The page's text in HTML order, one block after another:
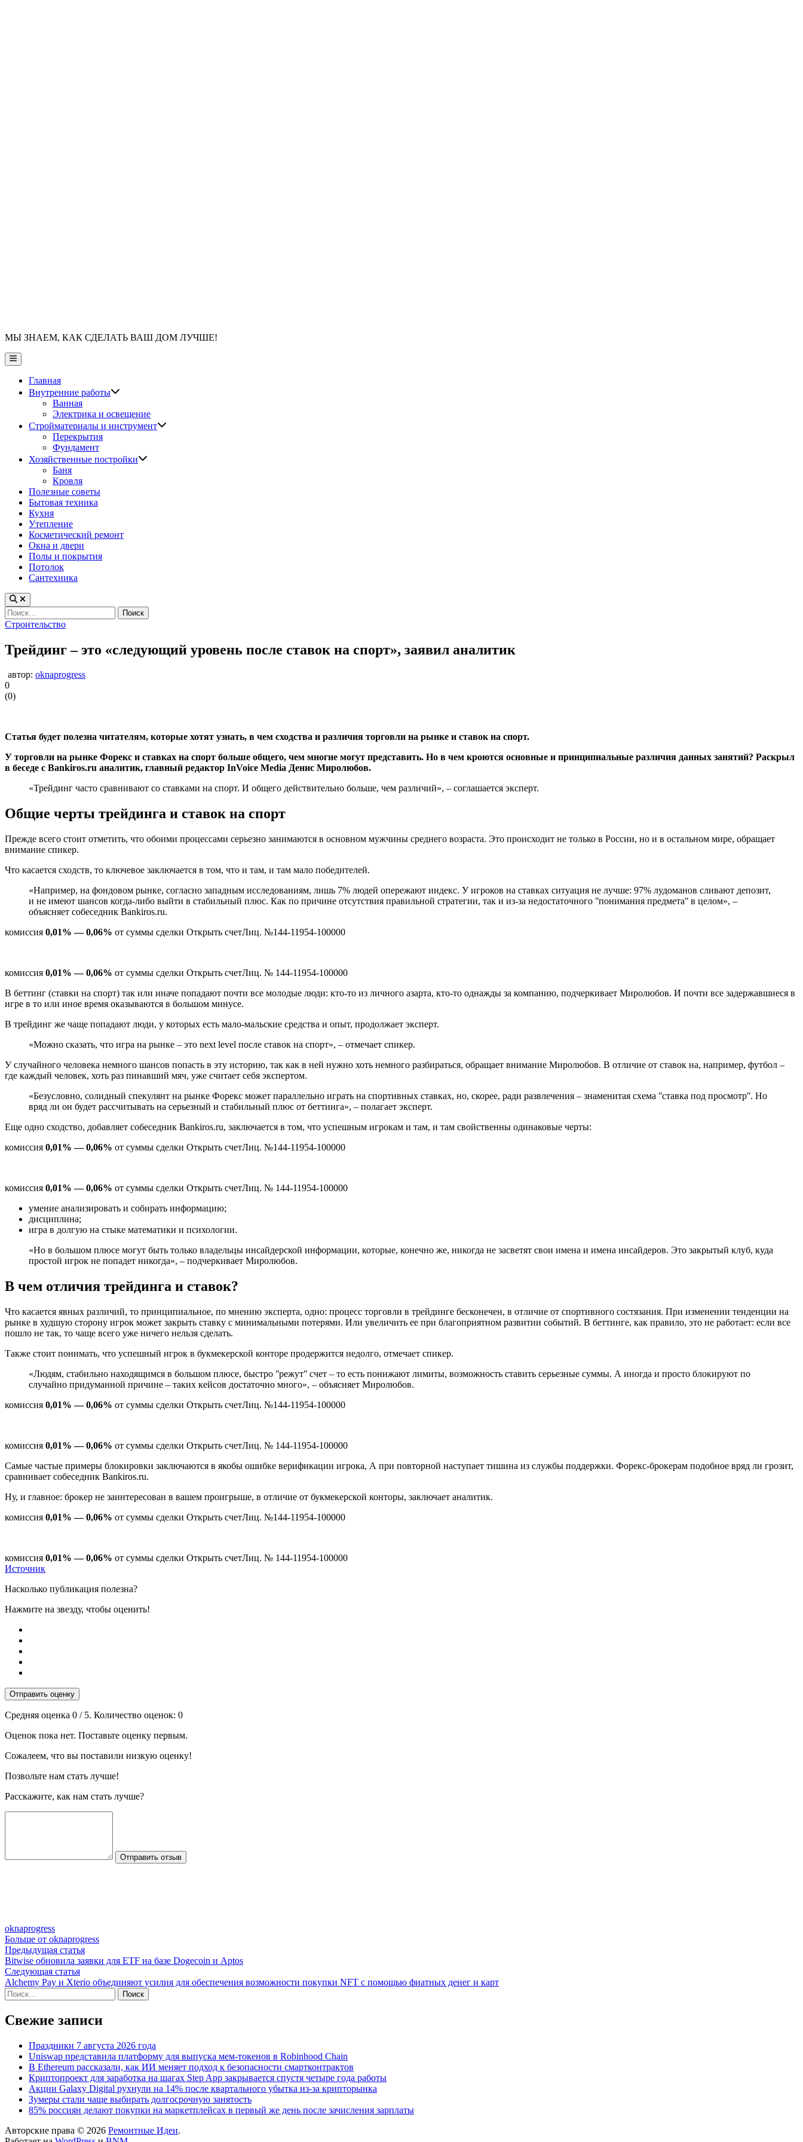
МЫ ЗНАЕМ, КАК СДЕЛАТЬ ВАШ ДОМ ЛУЧШЕ!
Главное
меню
Главная
Внутренние работы
Ванная
Электрика и освещение
Стройматериалы и инструмент
Перекрытия
Фундамент
Хозяйственные постройки
Баня
Кровля
Полезные советы
Бытовая техника
Кухня
Утепление
Косметический ремонт
Окна и двери
Полы и покрытия
Потолок
Сантехника
Найти:
Опубликовано
Строительство
Трейдинг – это «следующий уровень после ставок на спорт», заявил аналитик
автор: oknaprogress
0
(0)
Статья будет полезна читателям, которые хотят узнать, в чем сходства и различия торговли на рынке и ставок на спорт.
У торговли на рынке Форекс и ставках на спорт больше общего, чем многие могут представить. Но в чем кроются основные и принципиальные различия данных занятий? Раскрыл
в беседе с Bankiros.ru аналитик, главный редактор InVoice Media Денис Миролюбов.
«Трейдинг часто сравнивают со ставками на спорт. И общего действительно больше, чем различий», – соглашается эксперт.
Общие черты трейдинга и ставок на спорт
Прежде всего стоит отметить, что обоими процессами серьезно занимаются в основном мужчины среднего возраста. Это происходит не только в России, но и в остальном мире, обращает
внимание спикер.
Что касается сходств, то ключевое заключается в том, что и там, и там мало победителей.
«Например, на фондовом рынке, согласно западным исследованиям, лишь 7% людей опережают индекс. У игроков на ставках ситуация не лучше: 97% лудоманов сливают депозит,
и не имеют шансов когда-либо выйти в стабильный плюс. Как по причине отсутствия правильной стратегии, так и из-за недостаточного ʺпонимания предметаʺ в целом», –
объясняет собеседник Bankiros.ru.
комиссия 0,01% — 0,06% от суммы сделки Открыть счетЛиц. №144-11954-100000
комиссия 0,01% — 0,06% от суммы сделки Открыть счетЛиц. № 144-11954-100000
В беттинг (ставки на спорт) так или иначе попадают почти все молодые люди: кто-то из личного азарта, кто-то однажды за компанию, подчеркивает Миролюбов. И почти все задержавшиеся в
игре в то или иное время оказываются в большом минусе.
В трейдинг же чаще попадают люди, у которых есть мало-мальские средства и опыт, продолжает эксперт.
«Можно сказать, что игра на рынке – это next level после ставок на спорт», – отмечает спикер.
У случайного человека немного шансов попасть в эту историю, так как в ней нужно хоть немного разбираться, обращает внимание Миролюбов. В отличие от ставок на, например, футбол –
где каждый человек, хоть раз пинавший мяч, уже считает себя экспертом.
«Безусловно, солидный спекулянт на рынке Форекс может параллельно играть на спортивных ставках, но, скорее, ради развлечения – знаменитая схема ʺставка под просмотрʺ. Но
вряд ли он будет рассчитывать на серьезный и стабильный плюс от беттинга», – полагает эксперт.
Еще одно сходство, добавляет собеседник Bankiros.ru, заключается в том, что успешным игрокам и там, и там свойственны одинаковые черты:
комиссия 0,01% — 0,06% от суммы сделки Открыть счетЛиц. №144-11954-100000
комиссия 0,01% — 0,06% от суммы сделки Открыть счетЛиц. № 144-11954-100000
умение анализировать и собирать информацию;
дисциплина;
игра в долгую на стыке математики и психологии.
«Но в большом плюсе могут быть только владельцы инсайдерской информации, которые, конечно же, никогда не засветят свои имена и имена инсайдеров. Это закрытый клуб, куда
простой игрок не попадет никогда», – подчеркивает Миролюбов.
В чем отличия трейдинга и ставок?
Что касается явных различий, то принципиальное, по мнению эксперта, одно: процесс торговли в трейдинге бесконечен, в отличие от спортивного состязания. При изменении тенденции на
рынке в худшую сторону игрок может закрыть ставку с минимальными потерями. Или увеличить ее при благоприятном развитии событий. В беттинге, как правило, это не работает: если все
пошло не так, то чаще всего уже ничего нельзя сделать.
Также стоит понимать, что успешный игрок в букмекерской конторе продержится недолго, отмечает спикер.
«Людям, стабильно находящимся в большом плюсе, быстро ʺрежутʺ счет – то есть понижают лимиты, возможность ставить серьезные суммы. А иногда и просто блокируют по
случайно придуманной причине – таких кейсов достаточно много», – объясняет Миролюбов.
комиссия 0,01% — 0,06% от суммы сделки Открыть счетЛиц. №144-11954-100000
комиссия 0,01% — 0,06% от суммы сделки Открыть счетЛиц. № 144-11954-100000
Самые частые примеры блокировки заключаются в якобы ошибке верификации игрока, А при повторной наступает тишина из службы поддержки. Форекс-брокерам подобное вряд ли грозит,
сравнивает собеседник Bankiros.ru.
Ну, и главное: брокер не заинтересован в вашем проигрыше, в отличие от букмекерской конторы, заключает аналитик.
комиссия 0,01% — 0,06% от суммы сделки Открыть счетЛиц. №144-11954-100000
комиссия 0,01% — 0,06% от суммы сделки Открыть счетЛиц. № 144-11954-100000
Источник
Насколько публикация полезна?
Нажмите на звезду, чтобы оценить!
Отправить оценку
Средняя оценка 0 / 5. Количество оценок: 0
Оценок пока нет. Поставьте оценку первым.
Сожалеем, что вы поставили низкую оценку!
Позвольте нам стать лучше!
Расскажите, как нам стать лучше?
Отправить отзыв
oknaprogress
Больше от oknaprogress
Навигация
по
записям
Предыдущая статьяПредыдущая
статья:
Bitwise обновила заявки для ETF на базе Dogecoin и Aptos
Следующая статьяСледующая
статья:
Alchemy Pay и Xterio объединяют усилия для обеспечения возможности покупки NFT с помощью фиатных денег и карт
Найти:
Свежие записи
Праздники 7 августа 2026 года
Uniswap представила платформу для выпуска мем-токенов в Robinhood Chain
В Ethereum рассказали, как ИИ меняет подход к безопасности смартконтрактов
Криптопроект для заработка на шагах Step App закрывается спустя четыре года работы
Акции Galaxy Digital рухнули на 14% после квартального убытка из-за крипторынка
Зумеры стали чаще выбирать долгосрочную занятость
85% россиян делают покупки на маркетплейсах в первый же день после зачисления зарплаты
Авторские права © 2026 Ремонтные Идеи.